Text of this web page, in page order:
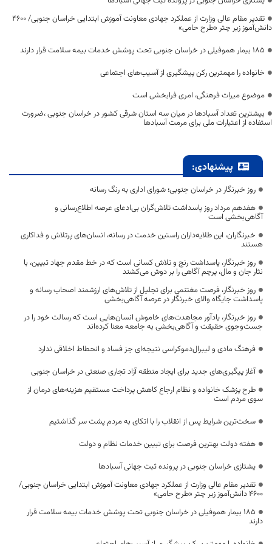
تقدیر مقام عالی وزارت از عملکرد جهادی معاونت آموزش ابتدایی خراسان جنوبی/ ۴۶۰۰
دانش‌آموز زیر چتر «طرح حامی»
۱۸۵ بیمار هموفیلی در خراسان جنوبی تحت پوشش خدمات بیمه سلامت قرار دارند
خانواده را مهمترین رکن پیشگیری از آسیب‌های اجتماعی
موضوع میراث فرهنگی، امری فرابخشی است
بیشترین تعداد آسبادها در میان سه استان شرقی کشور در خراسان جنوبی ،ضرورت
استفاده از اعتبارات ملی برای مرمت آسبادها
پیشنهادی:
روز خبرنگار در خراسان جنوبی؛ شورای اداری به رنگ رسانه
هفدهم مرداد روز پاسداشت تلاش‌گران بی‌ادعای عرصه اطلاع‌رسانی و
آگاهی‌بخشی است
خبرنگاران، این طلایه‌داران راستین خدمت در رسانه، انسان‌های پرتلاش و فداکاری
هستند
روز خبرنگار، پاسداشت رنج و تلاش کسانی است که در خط مقدم جهاد تبیین، با
نثار جان و مال، پرچم آگاهی را بر دوش می‌کشند
روز خبرنگار، فرصت مغتنمی برای تجلیل از تلاش‌های ارزشمند اصحاب رسانه و
پاسداشت جایگاه والای خبرنگار در عرصه آگاهی‌بخشی
روز خبرنگار، یادآور مجاهدت‌های خاموش انسان‌هایی است که رسالت خود را در
جست‌وجوی حقیقت و آگاهی‌بخشی به جامعه معنا کرده‌اند
فرهنگ مادی و لیبرال‌دموکراسی نتیجه‌ای جز فساد و انحطاط اخلاقی ندارد
آغاز پیگیری‌های جدید برای ایجاد منطقه آزاد تجاری صنعتی در خراسان جنوبی
طرح پزشک خانواده و نظام ارجاع کاهش پرداخت مستقیم هزینه‌های درمان از
سوی مردم است
سخت‌ترین شرایط پس از انقلاب را با اتکای به مردم پشت سر گذاشتیم
هفته دولت بهترین فرصت برای تبیین خدمات نظام و دولت
یشتازی خراسان جنوبی در پرونده ثبت جهانی آسبادها
تقدیر مقام عالی وزارت از عملکرد جهادی معاونت آموزش ابتدایی خراسان جنوبی/
۴۶۰۰ دانش‌آموز زیر چتر «طرح حامی»
۱۸۵ بیمار هموفیلی در خراسان جنوبی تحت پوشش خدمات بیمه سلامت قرار
دارند